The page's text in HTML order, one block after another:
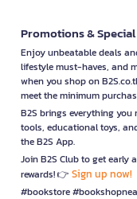
Promotions &
Enjoy unbeatable deals
lifestyle must-haves, and
when you shop on
meet the minimum
B2S brings everything
tools, educational toys,
the B2S App.
Join B2S Club to get early
rewards! 👉 Sign up now!
#bookstore